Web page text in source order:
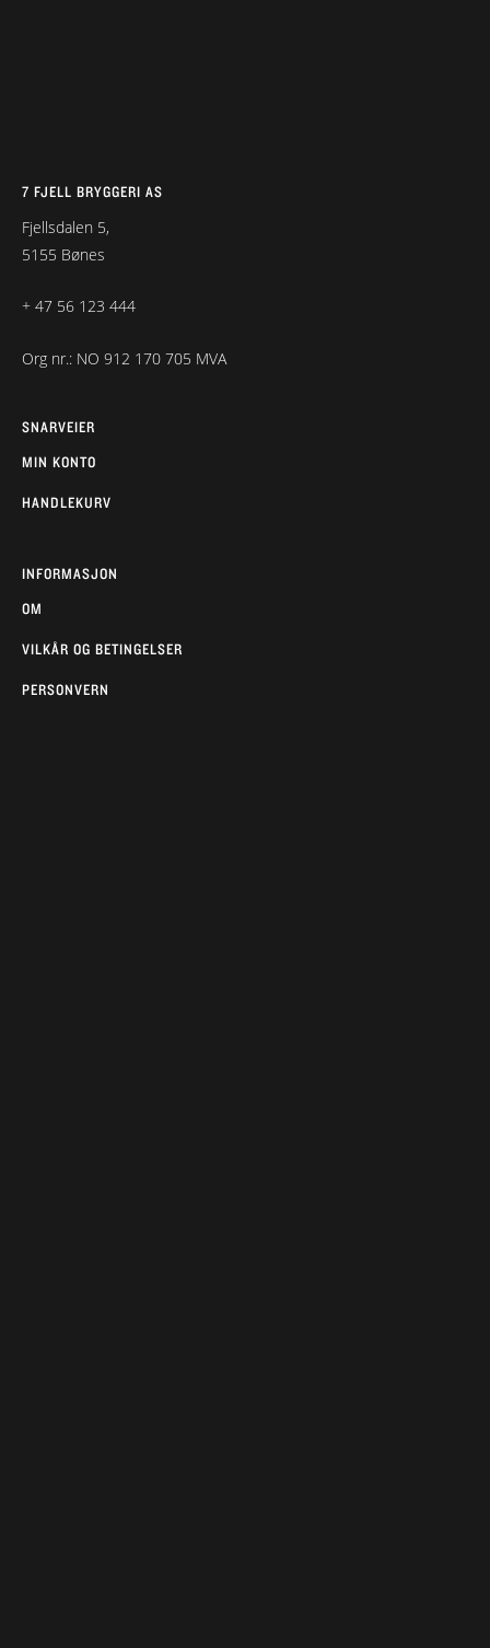
7 FJELL BRYGGERI AS
Fjellsdalen 5,
5155 Bønes
+ 47 56 123 444
Org nr.: NO 912 170 705 MVA
SNARVEIER
MIN KONTO
HANDLEKURV
INFORMASJON
OM
VILKÅR OG BETINGELSER
PERSONVERN